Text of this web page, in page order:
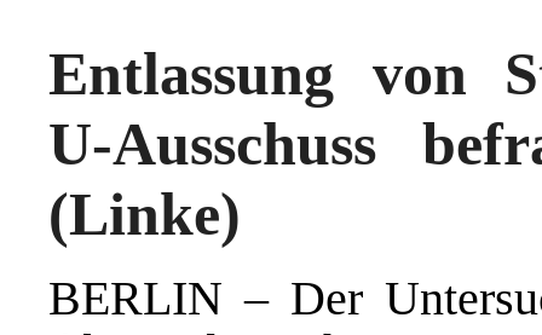
Entlassung von
U-Ausschuss
(Linke)
BERLIN – Der